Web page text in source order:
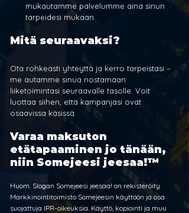
mukautamme palvelumme aina sinun
tarpeidesi mukaan.
Mitä seuraavaksi?
Ota rohkeasti yhteyttä ja kerro tarpeistasi –
me autamme sinua nostamaan
liiketoimintasi seuraavalle tasolle. Voit
luottaa siihen, että kampanjasi ovat
osaavissa käsissä.
Varaa maksuton
etätapaaminen jo tänään,
niin Somejeesi jeesaa!™
Huom. Slogan Somejeesi jeesaa! on rekisteröity
Markkinointitoimisto Somejeesin käyttöön ja osa
suojattuja IPR-oikeuksia. Käyttö, kopiointi ja muu